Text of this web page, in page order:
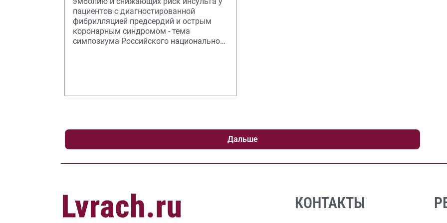
пациентов с диагностированной
фибрилляцией предсердий и острым
коронарным синдромом - тема
симпозиума Российского национального
Дальше
КОНТАКТЫ